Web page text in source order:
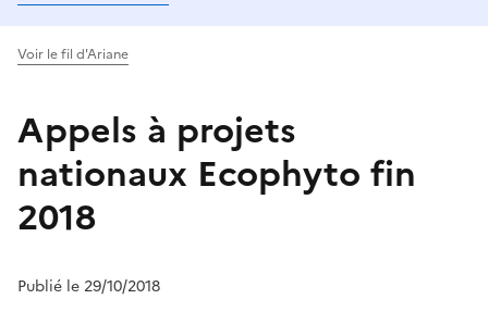
Voir le fil d'Ariane
Appels à projets
nationaux Ecophyto fin
2018
Publié le 29/10/2018